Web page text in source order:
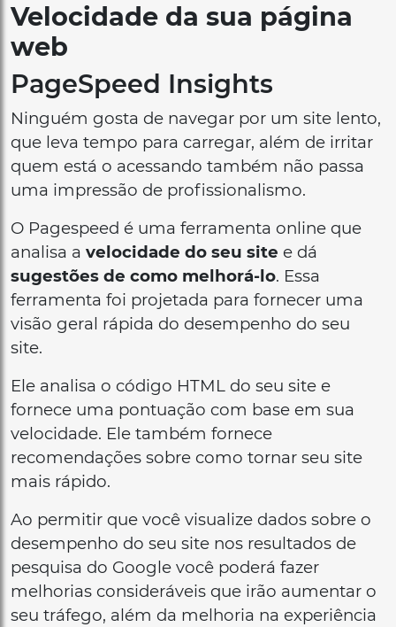
Velocidade da sua página
web
PageSpeed Insights
Ninguém gosta de navegar por um site lento,
que leva tempo para carregar, além de irritar
quem está o acessando também não passa
uma impressão de profissionalismo.
O Pagespeed é uma ferramenta online que
analisa a velocidade do seu site e dá
sugestões de como melhorá-lo. Essa
ferramenta foi projetada para fornecer uma
visão geral rápida do desempenho do seu
site.
Ele analisa o código HTML do seu site e
fornece uma pontuação com base em sua
velocidade. Ele também fornece
recomendações sobre como tornar seu site
mais rápido.
Ao permitir que você visualize dados sobre o
desempenho do seu site nos resultados de
pesquisa do Google você poderá fazer
melhorias consideráveis que irão aumentar o
seu tráfego, além da melhoria na experiência